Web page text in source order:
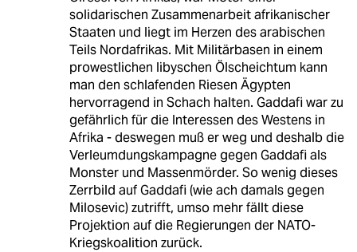
solidarischen Zusammenarbeit afrikanischer
Staaten und liegt im Herzen des arabischen
Teils Nordafrikas. Mit Militärbasen in einem
prowestlichen libyschen Ölscheichtum kann
man den schlafenden Riesen Ägypten
hervorragend in Schach halten. Gaddafi war zu
gefährlich für die Interessen des Westens in
Afrika - deswegen muß er weg und deshalb die
Verleumdungskampagne gegen Gaddafi als
Monster und Massenmörder. So wenig dieses
Zerrbild auf Gaddafi (wie ach damals gegen
Milosevic) zutrifft, umso mehr fällt diese
Projektion auf die Regierungen der NATO-
Kriegskoalition zurück.